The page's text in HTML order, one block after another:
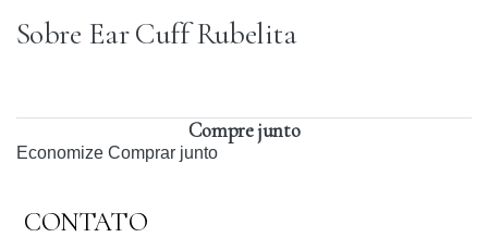
Prazo para o CEP
Sobre Ear Cuff Rubelita
Compre junto
Economize Comprar junto
CONTATO